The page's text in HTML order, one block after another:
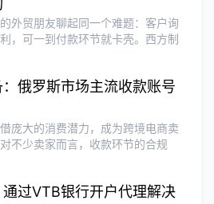
外贸朋友聊起同一个难题：客户询
，可一到付款环节就卡壳。西方制
俄罗斯市场主流收款账号
庞大的消费潜力，成为跨境电商卖
不少卖家而言，收款环节的合规
过VTB银行开户代理解决